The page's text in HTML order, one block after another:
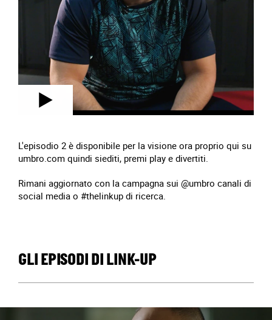
L'episodio 2 è disponibile per la visione ora proprio qui su
umbro.com quindi siediti, premi play e divertiti.
Rimani aggiornato con la campagna sui @umbro canali di
social media o #thelinkup di ricerca.
GLI EPISODI DI LINK-UP